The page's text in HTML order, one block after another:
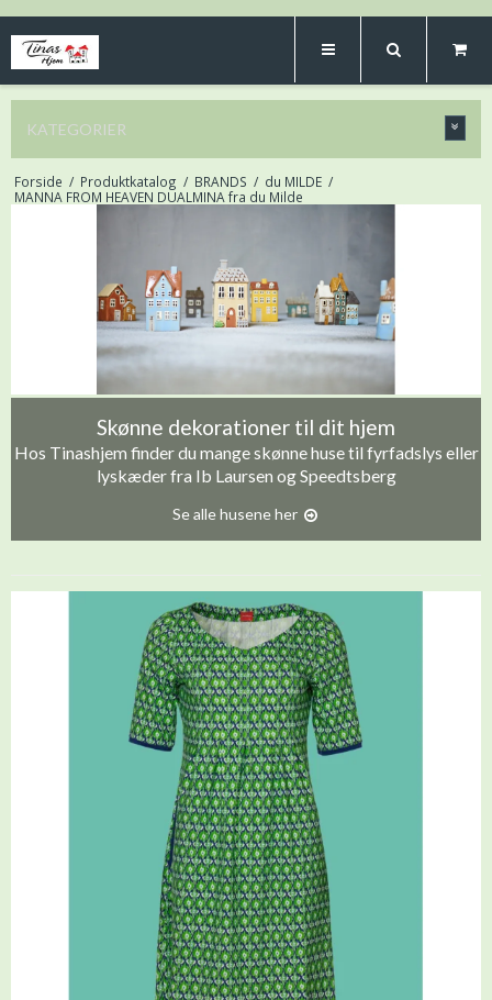
KATEGORIER
Forside / Produktkatalog / BRANDS / du MILDE /
MANNA FROM HEAVEN DUALMINA fra du Milde
Skønne dekorationer til dit hjem
Hos Tinashjem finder du mange skønne huse til fyrfadslys eller
lyskæder fra Ib Laursen og Speedtsberg
Se alle husene her